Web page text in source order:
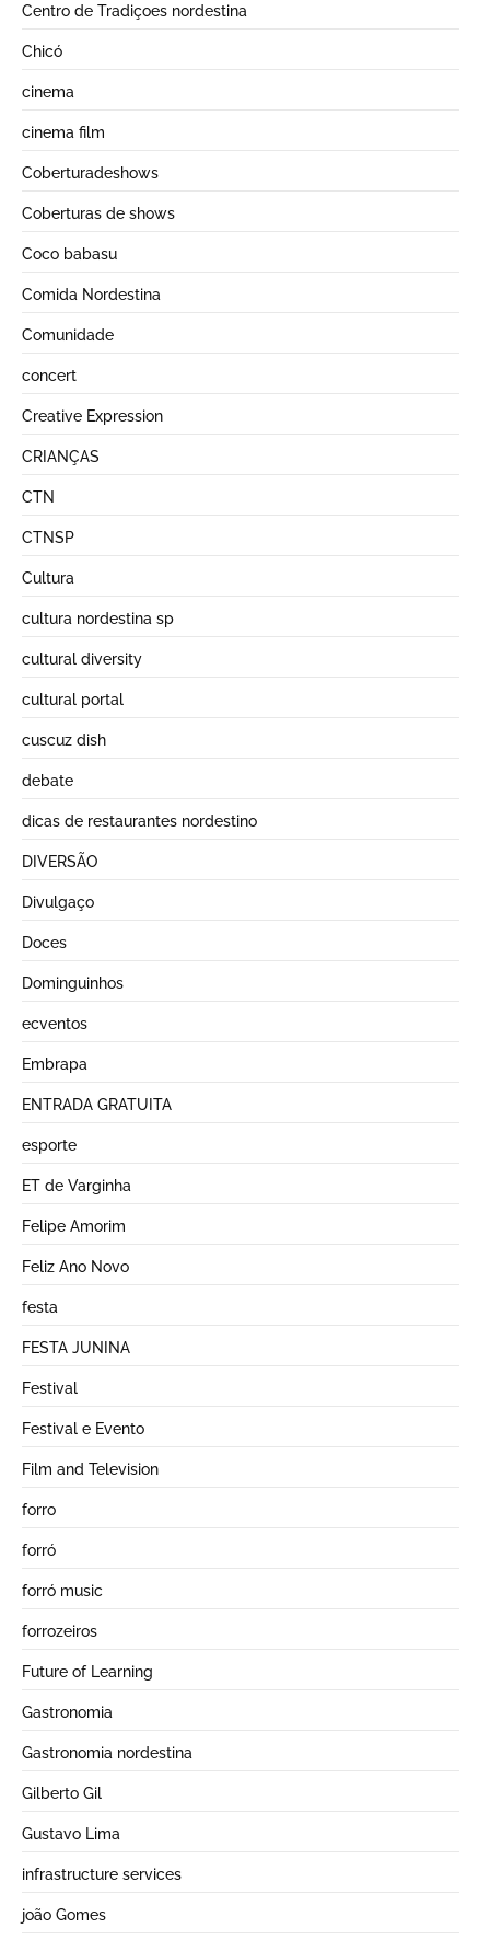
Centro de Tradiçoes nordestina
Chicó
cinema
cinema film
Coberturadeshows
Coberturas de shows
Coco babasu
Comida Nordestina
Comunidade
concert
Creative Expression
CRIANÇAS
CTN
CTNSP
Cultura
cultura nordestina sp
cultural diversity
cultural portal
cuscuz dish
debate
dicas de restaurantes nordestino
DIVERSÃO
Divulgaço
Doces
Dominguinhos
ecventos
Embrapa
ENTRADA GRATUITA
esporte
ET de Varginha
Felipe Amorim
Feliz Ano Novo
festa
FESTA JUNINA
Festival
Festival e Evento
Film and Television
forro
forró
forró music
forrozeiros
Future of Learning
Gastronomia
Gastronomia nordestina
Gilberto Gil
Gustavo Lima
infrastructure services
joão Gomes